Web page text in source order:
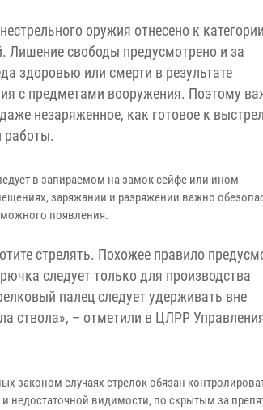
оружия отнесено к категории
Лишение свободы предусмотрено и за
здоровью или смерти в результате
с предметами вооружения. Поэтому
незаряженное, как готовое к
работы.
в запираемом на замок сейфе или ином
заряжании и разряжении важно
появления.
стрелять. Похожее правило
следует только для производства
палец следует удерживать вне
ствола», – отметили в ЦЛРР
законом случаях стрелок обязан
недостаточной видимости, по скрытым за